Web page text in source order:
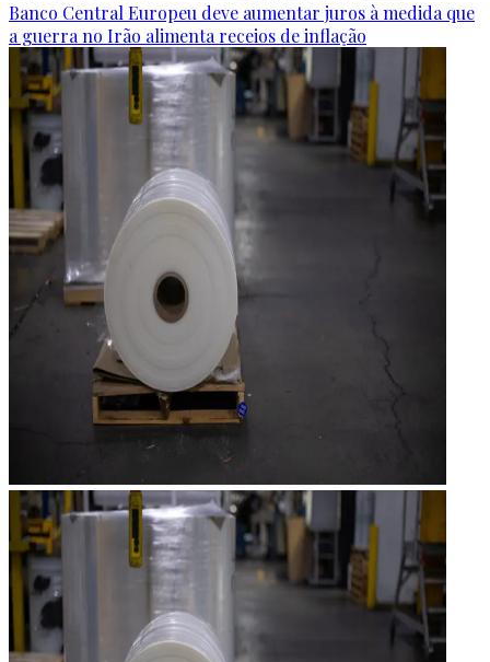
Banco Central Europeu deve aumentar juros à medida que
a guerra no Irão alimenta receios de inflação